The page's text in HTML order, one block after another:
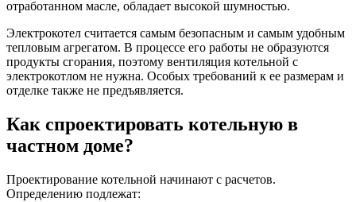
отработанном масле, обладает высокой шумностью.
Электрокотел считается самым безопасным и самым удобным
тепловым агрегатом. В процессе его работы не образуются
продукты сгорания, поэтому вентиляция котельной с
электрокотлом не нужна. Особых требований к ее размерам и
отделке также не предъявляется.
Как спроектировать котельную в
частном доме?
Проектирование котельной начинают с расчетов.
Определению подлежат: